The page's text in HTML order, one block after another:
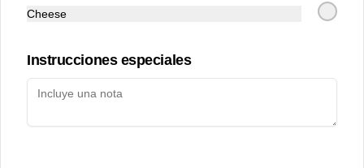
Achari chicken
$12.500 $12.500
Cheese
Instrucciones especiales